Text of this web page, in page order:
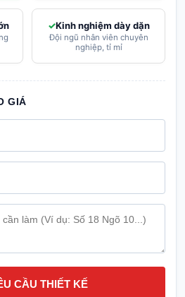
Kinh nghiệm dày dặn
Đội ngũ nhân viên chuyên
nghiệp, tỉ mỉ
GIÁ
CẦU THIẾT KẾ